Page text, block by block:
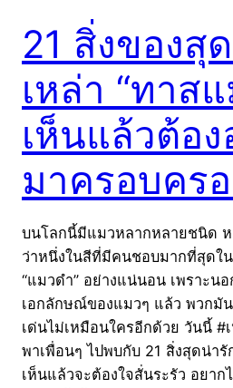
21 สิ่งของสุ
เหล่า “ทาส
เห็นแล้วต้อ
มาครอบคร
บนโลกนี้มีแมวหลากหลายชนิด
ว่าหนึ่งในสีที่มีคนชอบมากที่สุดใ
“แมวดำ” อย่างแน่นอน เพราะน
เอกลักษณ์ของแมวๆ แล้ว พวกมั
เด่นไม่เหมือนใครอีกด้วย วันนี้ #
พาเพื่อนๆ ไปพบกับ 21 สิ่งสุดน่ารั
เห็นแล้วจะต้องใจสั่นระรัว อยา